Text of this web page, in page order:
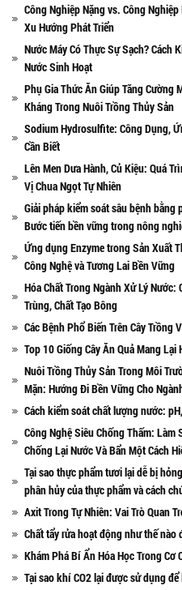
Công Nghiệp Nặng vs. Công
Xu Hướng Phát Triển
Nước Máy Có Thực Sự Sạch? Cách
Nước Sinh Hoạt
Phụ Gia Thức Ăn Giúp Tăng Cường
Kháng Trong Nuôi Trồng Thủy Sản
Sodium Hydrosulfite: Công Dụng,
Cần Biết
Lên Men Dưa Hành, Củ Kiệu: Quá
Vị Chua Ngọt Tự Nhiên
Giải pháp kiểm soát sâu bệnh bằng
Bước tiến bền vững trong nông
Ứng dụng Enzyme trong Sản Xuất
Công Nghệ và Tương Lai Bền Vững
Hóa Chất Trong Ngành Xử Lý Nước:
Trùng, Chất Tạo Bông
Các Bệnh Phổ Biến Trên Cây Trồng
Top 10 Giống Cây Ăn Quả Mang Lại
Nuôi Trồng Thủy Sản Trong Môi
Mặn: Hướng Đi Bền Vững Cho
Cách kiểm soát chất lượng nước:
Công Nghệ Siêu Chống Thấm: Làm
Chống Lại Nước Và Bẩn Một Cách
Tại sao thực phẩm tươi lại dễ bị
phân hủy của thực phẩm và cách
Axit Trong Tự Nhiên: Vai Trò Quan
Chất tẩy rửa hoạt động như thế nào
Khám Phá Bí Ẩn Hóa Học Trong Cơ
Tại sao khí CO2 lại được sử dụng để